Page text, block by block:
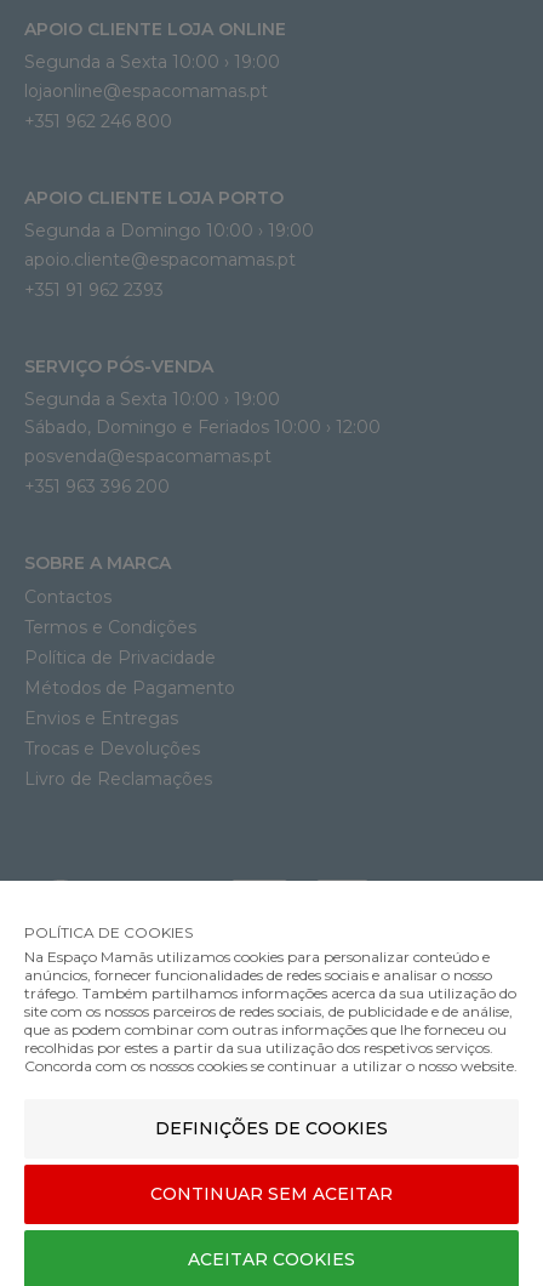
Cor
APOIO CLIENTE LOJA ONLINE
Segunda a Sexta 10:00 › 19:00
lojaonline@espacomamas.pt
+351 962 246 800
APOIO CLIENTE LOJA PORTO
Segunda a Domingo 10:00 › 19:00
apoio.cliente@espacomamas.pt
+351 91 962 2393
SERVIÇO PÓS-VENDA
Segunda a Sexta 10:00 › 19:00
Sábado, Domingo e Feriados 10:00 › 12:00
posvenda@espacomamas.pt
+351 963 396 200
SOBRE A MARCA
Contactos
Termos e Condições
Política de Privacidade
Métodos de Pagamento
Envios e Entregas
Trocas e Devoluções
Livro de Reclamações
MÉTODOS DE ENVIO
MÉTODOS DE PAGAMENTO
Designed & developed by
©Espaço mamãs. Todos os direitos reservados
POLÍTICA DE COOKIES
Na Espaço Mamãs utilizamos cookies para personalizar conteúdo e
anúncios, fornecer funcionalidades de redes sociais e analisar o nosso
tráfego. Também partilhamos informações acerca da sua utilização do
site com os nossos parceiros de redes sociais, de publicidade e de análise,
que as podem combinar com outras informações que lhe forneceu ou
recolhidas por estes a partir da sua utilização dos respetivos serviços.
Concorda com os nossos cookies se continuar a utilizar o nosso website.
DEFINIÇÕES DE COOKIES
CONTINUAR SEM ACEITAR
ACEITAR COOKIES